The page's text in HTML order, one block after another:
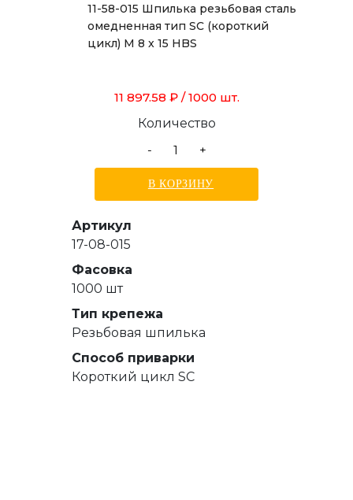
11-58-015 Шпилька резьбовая сталь
омедненная тип SC (короткий
цикл) M 8 x 15 HBS
11 897.58 ₽ / 1000 шт.
Количество
-
+
В КОРЗИНУ
Артикул
17-08-015
Фасовка
1000 шт
Тип крепежа
Резьбовая шпилька
Способ приварки
Короткий цикл SC